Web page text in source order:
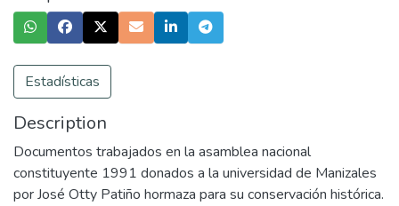
Estadísticas
Description
Documentos trabajados en la asamblea nacional
constituyente 1991 donados a la universidad de Manizales
por José Otty Patiño hormaza para su conservación histórica.